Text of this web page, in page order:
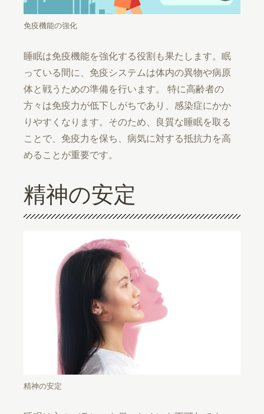
免疫機能の強化
睡眠は免疫機能を強化する役割も果たします。眠
っている間に、免疫システムは体内の異物や病原
体と戦うための準備を行います。 特に高齢者の
方々は免疫力が低下しがちであり、感染症にかか
りやすくなります。そのため、良質な睡眠を取る
ことで、免疫力を保ち、病気に対する抵抗力を高
めることが重要です。
精神の安定
精神の安定